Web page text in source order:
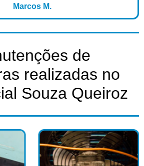
Marcos M.
de
realizadas no
Souza Queiroz​